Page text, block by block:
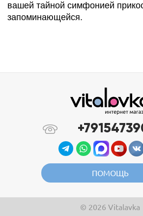
вашей тайной симфонией
запоминающейся.
ПОМОЩЬ
© 2026 Vitalavka